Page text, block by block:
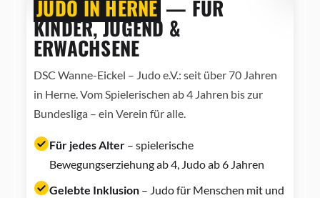
JUDO IN HERNE — FÜR
KINDER, JUGEND &
ERWACHSENE
DSC Wanne-Eickel – Judo e.V.: seit über 70 Jahren
in Herne. Vom Spielerischen ab 4 Jahren bis zur
Bundesliga – ein Verein für alle.
Für jedes Alter– spielerische
Bewegungserziehung ab 4, Judo ab 6 Jahren
Gelebte Inklusion– Judo für Menschen mit und